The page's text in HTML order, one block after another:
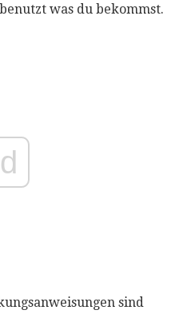
was du bekommst.
sind